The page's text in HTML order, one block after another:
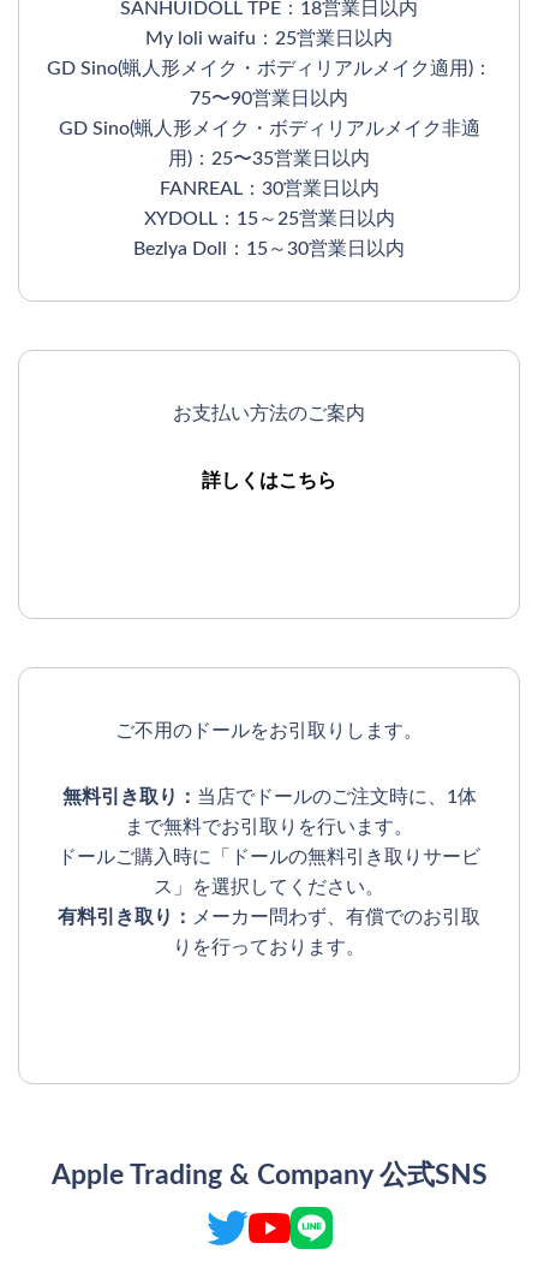
SANHUIDOLL TPE：18営業日以内
My loli waifu：25営業日以内
GD Sino(蝋人形メイク・ボディリアルメイク適用)：
75〜90営業日以内
GD Sino(蝋人形メイク・ボディリアルメイク非適
用)：25〜35営業日以内
FANREAL：30営業日以内
XYDOLL：15～25営業日以内
Bezlya Doll：15～30営業日以内
お支払い方法のご案内
詳しくはこちら
ご不用のドールをお引取りします。
無料引き取り： 当店でドールのご注文時に、1体
まで無料でお引取りを行います。
ドールご購入時に「ドールの無料引き取りサービ
ス」を選択してください。
有料引き取り： メーカー問わず、有償でのお引取
りを行っております。
Apple Trading & Company 公式SNS